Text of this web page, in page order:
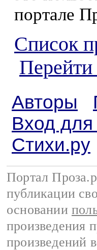
портале
Список
Перейти
Авторы
Вход для
Стихи.ру
Портал
публикации
основании
произведения
произведений